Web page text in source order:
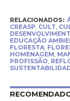
RELACIONADOS:
CREASP CULT
EDUCAÇÃO
FLORESTA,
HOMENAGEM
PROFISSÃO